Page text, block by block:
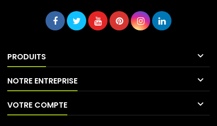
PRODUITS 
NOTRE ENTREPRISE 
VOTRE COMPTE 